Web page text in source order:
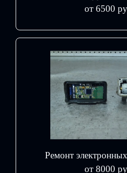
от 6500
Ремонт
от 8000